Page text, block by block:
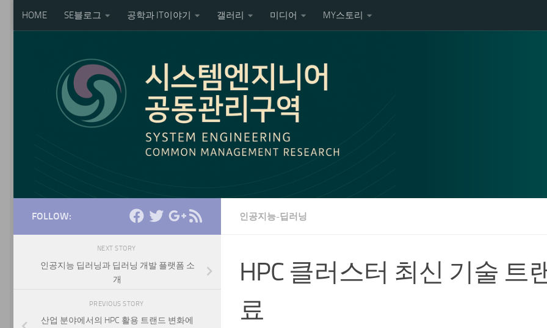
Skip to content
HOME SE블로그 공학과 IT이야기 갤러리 미디어 MY스토리
인공지능-딥러닝
HPC 클러스터 최신 기술 트
료
FOLLOW:
NEXT STORY
인공지능 딥러닝과 딥러닝 개발 플랫폼 소
개
PREVIOUS STORY
산업 분야에서의 HPC 활용 트랜드 변화에